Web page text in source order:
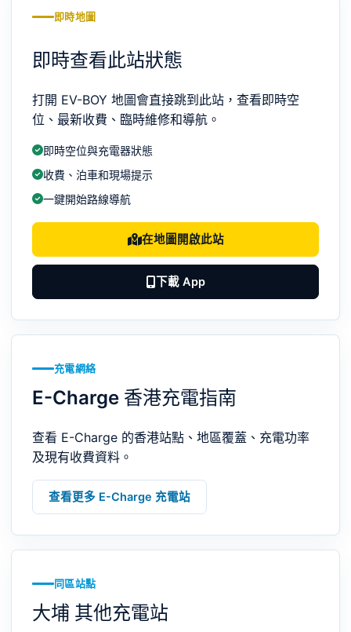
即時地圖
即時查看此站狀態
打開 EV-BOY 地圖會直接跳到此站，查看即時空
位、最新收費、臨時維修和導航。
即時空位與充電器狀態
收費、泊車和現場提示
一鍵開始路線導航
在地圖開啟此站
下載 App
充電網絡
E-Charge 香港充電指南
查看 E-Charge 的香港站點、地區覆蓋、充電功率
及現有收費資料。
查看更多 E-Charge 充電站
同區站點
大埔 其他充電站